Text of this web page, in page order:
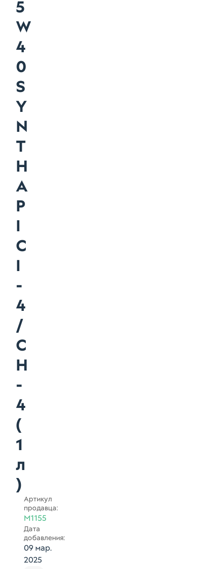
5
W
4
0
S
Y
N
T
H
A
P
I
C
I
-
4
/
C
H
-
4
(
1
л
)
Артикул
продавца:
M1155
Дата
добавления:
09 мар.
2025